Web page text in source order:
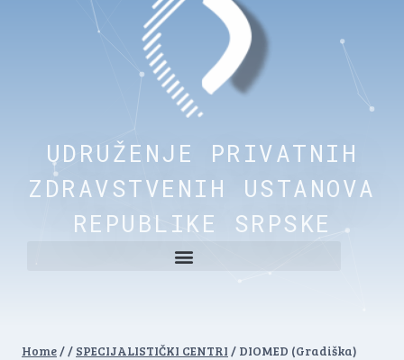
UDRUŽENJE PRIVATNIH
ZDRAVSTVENIH USTANOVA
REPUBLIKE SRPSKE
Home// SPECIJALISTIČKI CENTRI / DIOMED (Gradiška)